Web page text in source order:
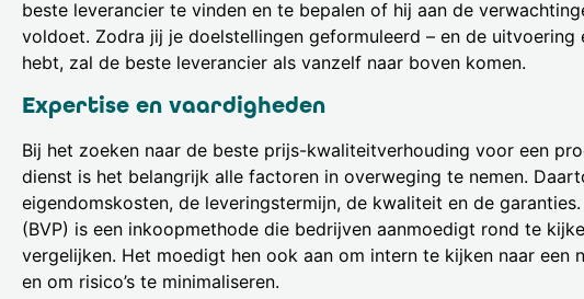
beste leverancier te vinden en te bepalen of hij aan de
voldoet. Zodra jij je doelstellingen geformuleerd – en de uitvoering
hebt, zal de beste leverancier als vanzelf naar boven komen.
Expertise en vaardigheden
Bij het zoeken naar de beste prijs-kwaliteitverhouding voor een
dienst is het belangrijk alle factoren in overweging te nemen.
eigendomskosten, de leveringstermijn, de kwaliteit en de
(BVP) is een inkoopmethode die bedrijven aanmoedigt rond te
vergelijken. Het moedigt hen ook aan om intern te kijken naar een
en om risico’s te minimaliseren.